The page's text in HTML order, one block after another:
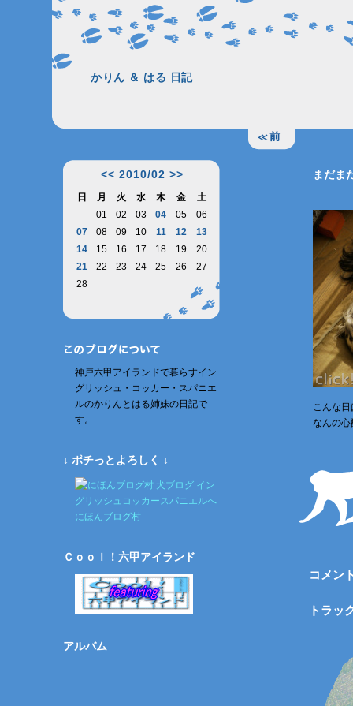
かりん ＆ はる 日記
<< 2010/02 >>
日 月 火 水 木 金
土
01
02 03 04 05
06
07
08 09 10 11 12
13
14
15 16 17 18 19
20
21
22 23 24 25 26
27
28
神戸六甲アイランドで暮らすイン
グリッシュ・コッカー・スパニエ
ルのかりんとはる姉妹の日記で
す。
↓ ポチっとよろしく ↓
にほんブログ村
Ｃｏｏｌ！六甲アイランド
アルバム
まだま
こんな
なんの心
コメン
トラッ